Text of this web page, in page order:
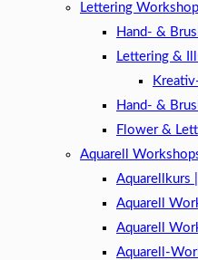
Lettering
Hand- &
Lettering &
Hand- &
Flower &
Aquarell
Aquarellkurs
Aquarell
Aquarell
Aquarell-